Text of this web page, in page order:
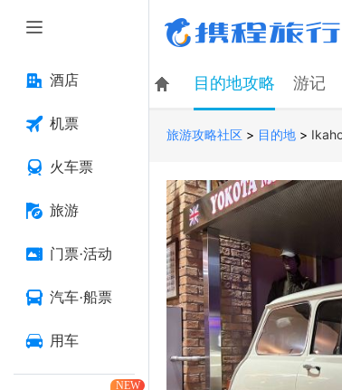
酒店
机票
火车票
旅游
门票·活动
汽车·船票
用车
NEW
目的地攻略 游记
旅游攻略社区 > 目的地 >